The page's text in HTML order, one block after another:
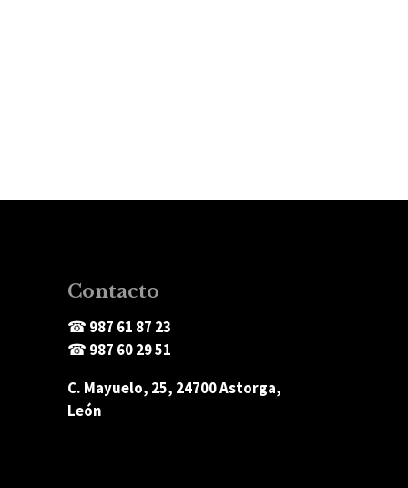
Contacto
☎ 987 61 87 23
☎ 987 60 29 51
C. Mayuelo, 25, 24700 Astorga,
León